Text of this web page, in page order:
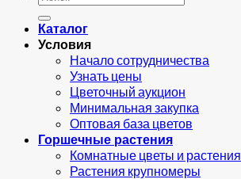
Каталог
Условия
Начало сотрудничества
Узнать цены
Цветочный аукцион
Минимальная закупка
Оптовая база цветов
Горшечные растения
Комнатные цветы и растения
Растения крупномеры